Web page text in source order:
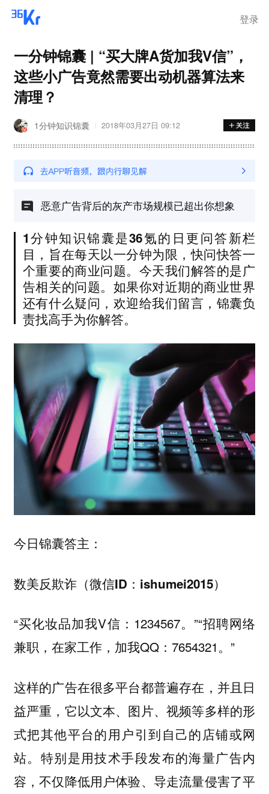
登录
一分钟锦囊 | “买大牌A货加我V信”，
这些小广告竟然需要出动机器算法来
清理？
1分钟知识锦囊 2018年03月27日 09:12
恶意广告背后的灰产市场规模已超出你想象
1分钟知识锦囊是36氪的日更问答新栏
目，旨在每天以一分钟为限，快问快答一
个重要的商业问题。今天我们解答的是广
告相关的问题。如果你对近期的商业世界
还有什么疑问，欢迎给我们留言，锦囊负
责找高手为你解答。
今日锦囊答主：
数美反欺诈（微信ID：ishumei2015）
“买化妆品加我V信：1234567。”“招聘网络
兼职，在家工作，加我QQ：7654321。”
这样的广告在很多平台都普遍存在，并且日
益严重，它以文本、图片、视频等多样的形
式把其他平台的用户引到自己的店铺或网
站。特别是用技术手段发布的海量广告内
容，不仅降低用户体验、导走流量侵害了平